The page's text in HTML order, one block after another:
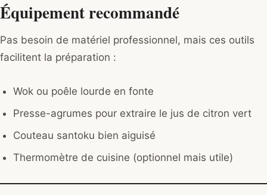
Équipement recommandé
Pas besoin de matériel professionnel, mais ces outils
facilitent la préparation :
Wok ou poêle lourde en fonte
Presse-agrumes pour extraire le jus de citron vert
Couteau santoku bien aiguisé
Thermomètre de cuisine (optionnel mais utile)